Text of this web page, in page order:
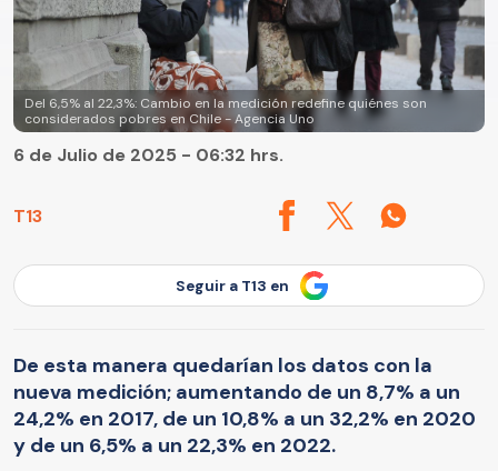
Del 6,5% al 22,3%: Cambio en la medición redefine quiénes son
considerados pobres en Chile - Agencia Uno
T13
6 de Julio de 2025 - 06:32 hrs.
Seguir a T13 en
De esta manera quedarían los datos con la
nueva medición; aumentando de un 8,7% a un
24,2% en 2017, de un 10,8% a un 32,2% en 2020
y de un 6,5% a un 22,3% en 2022.